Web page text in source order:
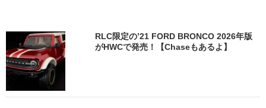
RLC限定の’21 FORD BRONCO 2026年版
がHWCで発売！【Chaseもあるよ】